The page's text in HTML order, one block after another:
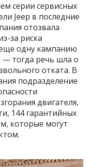
серии сервисных
Jeep в последние
отозвала
за риска
одну кампанию
— тогда речь шла о
отката. В
подразделение
двигателя,
144 гарантийных
которые могут